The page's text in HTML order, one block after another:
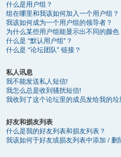
什么是用户组？
组在哪里和我该如何加入一个用户组？
我该如何成为一个用户组的领导者？
为什么某些用户组能显示出不同的颜色
什么是 “默认用户组”？
什么是 “论坛团队” 链接？
私人讯息
我不能发送私人短信!
我怎么总是收到骚扰短信!
我收到了这个论坛里的成员发给我的垃
好友和损友列表
什么是我的好友列表和损友列表？
我该如何于好友或损友列表中添加 / 删